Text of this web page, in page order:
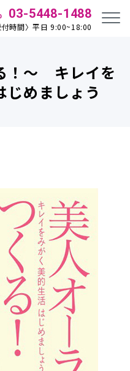
03-5448-1488
付時間〉平日 9:00~18:00
！～ キレイを
じめましょう